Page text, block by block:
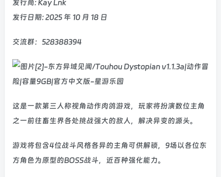
发行商: Kay Lnk
发行日期: 2025 年 10 月 18 日
交流群：528388394
这是一款第三人称视角动作肉鸽游戏，玩家将扮演数位主角
之一前往畜生界各处挑战强大的敌人，解决异变的源头。
游戏将包含4位战斗风格各异的主角可供解锁，9场以各位东
方角色为原型的BOSS战斗，近百种强化能力。